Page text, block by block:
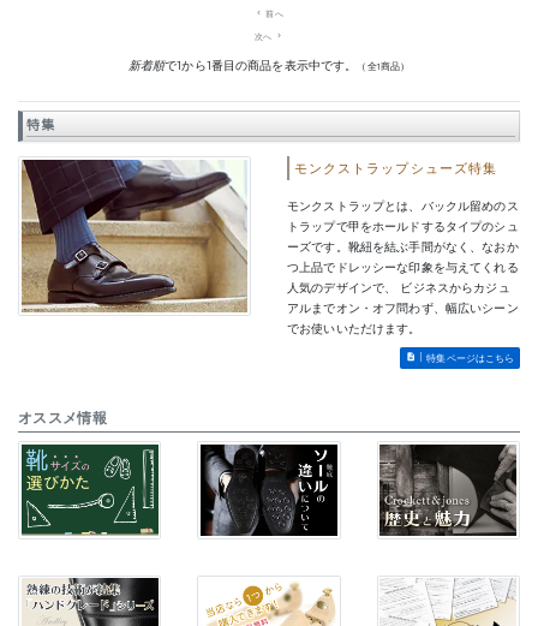
navigate_before 前へ
次へ navigate_next
新着順で1から1番目の商品を表示中です。 （全1商品）
特集
モンクストラップシューズ特集
モンクストラップとは、バックル留めのス
トラップで甲をホールドするタイプのシュ
ーズです。靴紐を結ぶ手間がなく、なおか
つ上品でドレッシーな印象を与えてくれる
人気のデザインで、 ビジネスからカジュ
アルまでオン・オフ問わず、幅広いシーン
でお使いいただけます。
特集ページはこちら
オススメ情報